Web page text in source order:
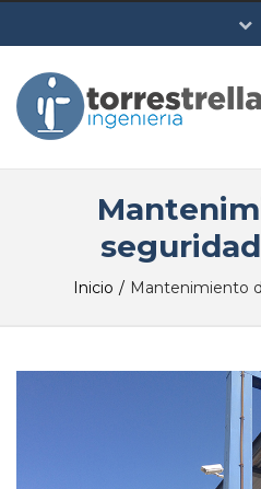
Lun - Vie:
Inicio Mantenimiento